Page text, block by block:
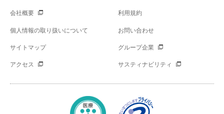
会社概要 利用規約
個人情報の取り扱いについて お問い合わせ
サイトマップ グループ企業
アクセス サスティナビリティ